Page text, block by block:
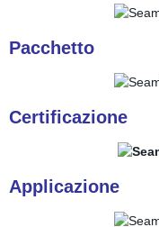
Pacchetto
Certificazione
Applicazione